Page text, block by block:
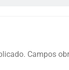
Campos